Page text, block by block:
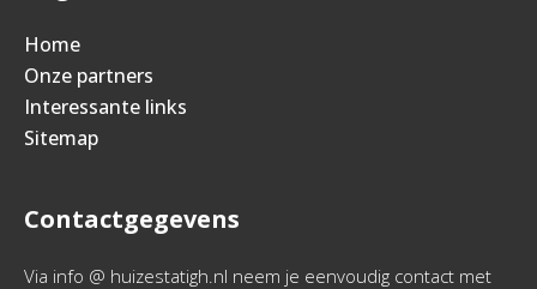
Home
Onze partners
Interessante links
Sitemap
Contactgegevens
Via info @ huizestatigh.nl neem je eenvoudig contact met